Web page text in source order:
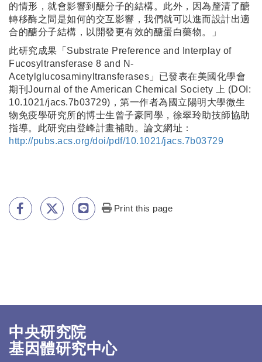
的情形，就會影響到醣分子的結構。此外，因為釐清了醣
轉移酶之間是如何的交互影響，我們就可以進而設計出適
合的醣分子結構，以開發更有效的醣蛋白藥物。」
此研究成果「Substrate Preference and Interplay of
Fucosyltransferase 8 and N-
Acetylglucosaminyltransferases」已發表在美國化學會
期刊Journal of the American Chemical Society 上 (DOI:
10.1021/jacs.7b03729)，第一作者為國立陽明大學微生
物免疫學研究所的博士生曾子豪同學，徐翠玲助技師協助
指導。此研究由登峰計畫補助。論文網址：
http://pubs.acs.org/doi/pdf/10.1021/jacs.7b03729
Print this page
中央研究院
基因體研究中心